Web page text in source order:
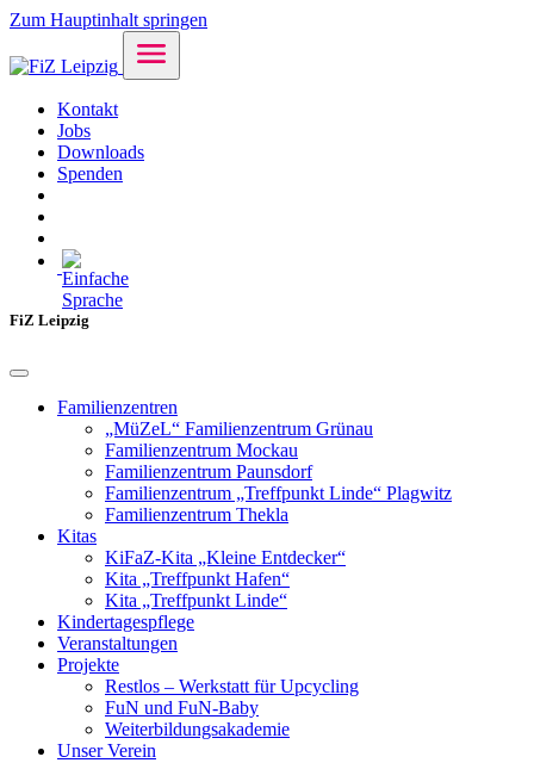
Zum Hauptinhalt springen
Kontakt
Jobs
Downloads
Spenden
FiZ Leipzig
Familienzentren
„MüZeL“ Familienzentrum Grünau
Familienzentrum Mockau
Familienzentrum Paunsdorf
Familienzentrum „Treffpunkt Linde“ Plagwitz
Familienzentrum Thekla
Kitas
KiFaZ-Kita „Kleine Entdecker“
Kita „Treffpunkt Hafen“
Kita „Treffpunkt Linde“
Kindertagespflege
Veranstaltungen
Projekte
Restlos – Werkstatt für Upcycling
FuN und FuN-Baby
Weiterbildungsakademie
Unser Verein